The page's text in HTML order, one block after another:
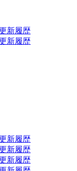
新履歴
新履歴
新履歴
新履歴
新履歴